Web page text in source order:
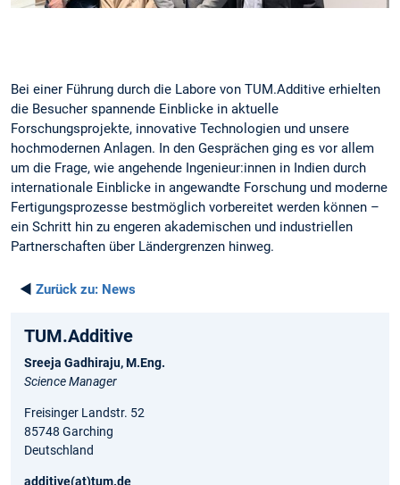
Bei einer Führung durch die Labore von TUM.Additive erhielten
die Besucher spannende Einblicke in aktuelle
Forschungsprojekte, innovative Technologien und unsere
hochmodernen Anlagen. In den Gesprächen ging es vor allem
um die Frage, wie angehende Ingenieur:innen in Indien durch
internationale Einblicke in angewandte Forschung und moderne
Fertigungsprozesse bestmöglich vorbereitet werden können –
ein Schritt hin zu engeren akademischen und industriellen
Partnerschaften über Ländergrenzen hinweg.
◄ Zurück zu: News
TUM.Additive
Sreeja Gadhiraju, M.Eng.
Science Manager
Freisinger Landstr. 52
85748 Garching
Deutschland
additive(at)tum.de